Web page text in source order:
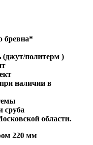
бревна*
политерм )
наличии в
сруба
области.
220 мм